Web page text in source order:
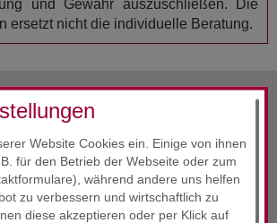
Website Cookies ein. Einige von ihnen
für den Betrieb der Webseite oder zum
während andere uns helfen
zu verbessern und wirtschaftlich zu
diese akzeptieren oder per Klick auf
und Gewähr auszuschließen. Die
ersetzt nicht die individuelle Beratung.
vorherige Info
Alle InfosApril 2020
nächste InfoApril 2020